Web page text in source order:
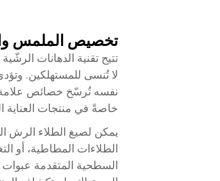
تخصيص الملمس
تتيح تقنية الدهانات
لا تُنسى للمستهلكين.
نفسه تُرسّخ خصائص علامة
خاصةً في منتجات العناية
يمكن لصيغ الطلاء الرش
الطلاءات المطاطية، أو
السطحية المتقدمة عبوات